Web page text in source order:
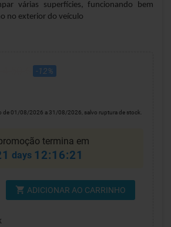
várias superfícies, funcionando bem
no exterior do veículo
-12%
de 01/08/2026 a 31/08/2026, salvo ruptura de stock.
termina em
days 12:16:21
shopping_cart ADICIONAR AO CARRINHO